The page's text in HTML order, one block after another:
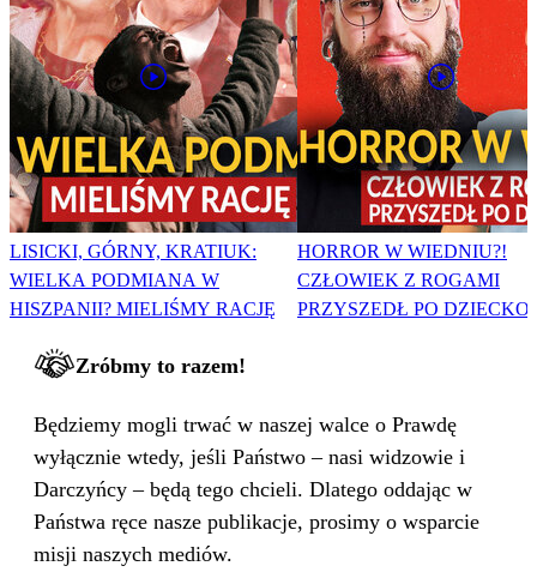
LISICKI, GÓRNY, KRATIUK:
WIELKA PODMIANA W
HISZPANII? MIELIŚMY RACJĘ
HORROR W WIEDNIU?!
CZŁOWIEK Z ROGAMI
PRZYSZEDŁ PO DZIECKO
Zróbmy to razem!
Będziemy mogli trwać w naszej walce o Prawdę
wyłącznie wtedy, jeśli Państwo – nasi widzowie i
Darczyńcy – będą tego chcieli. Dlatego oddając w
Państwa ręce nasze publikacje, prosimy o wsparcie
misji naszych mediów.